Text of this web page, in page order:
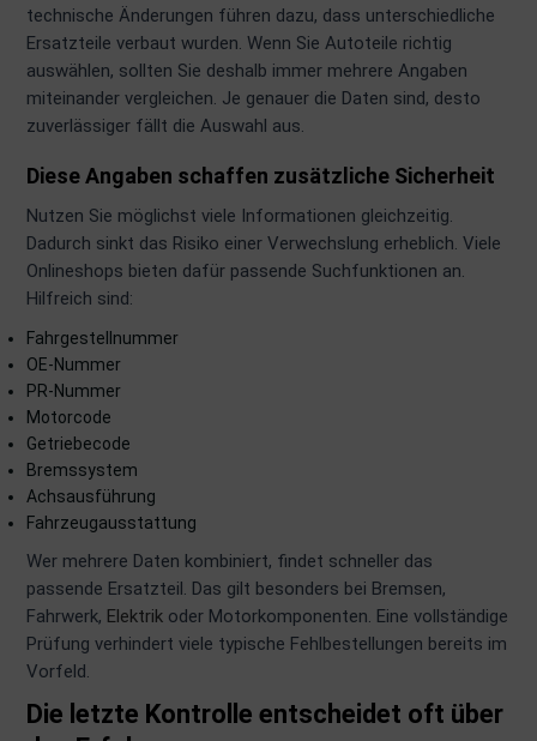
technische Änderungen führen dazu, dass unterschiedliche
Ersatzteile verbaut wurden. Wenn Sie Autoteile richtig
auswählen, sollten Sie deshalb immer mehrere Angaben
miteinander vergleichen. Je genauer die Daten sind, desto
zuverlässiger fällt die Auswahl aus.
Diese Angaben schaffen zusätzliche Sicherheit
Nutzen Sie möglichst viele Informationen gleichzeitig.
Dadurch sinkt das Risiko einer Verwechslung erheblich. Viele
Onlineshops bieten dafür passende Suchfunktionen an.
Hilfreich sind:
Fahrgestellnummer
OE-Nummer
PR-Nummer
Motorcode
Getriebecode
Bremssystem
Achsausführung
Fahrzeugausstattung
Wer mehrere Daten kombiniert, findet schneller das
passende Ersatzteil. Das gilt besonders bei Bremsen,
Fahrwerk, Elektrik oder Motorkomponenten. Eine vollständige
Prüfung verhindert viele typische Fehlbestellungen bereits im
Vorfeld.
Die letzte Kontrolle entscheidet oft über